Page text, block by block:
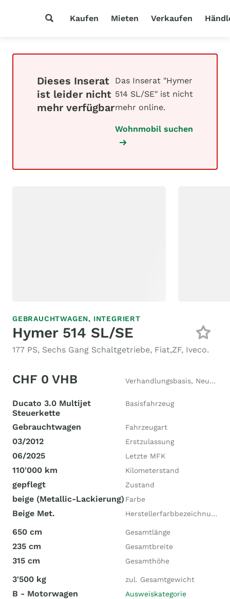
Kaufen Mieten Verkaufen
Dieses Inserat
ist leider nicht
mehr verfügbar
Das Inserat "Hymer
514 SL/SE" ist nicht
mehr online.
Wohnmobil suchen
GEBRAUCHTWAGEN, INTEGRIERT
Hymer 514 SL/SE
177 PS, Sechs Gang Schaltgetriebe, Fiat,ZF, Iveco.
CHF 0 VHB Verhandlungsbasis, Neupreis CHF 132'000
Ducato 3.0 Multijet
Steuerkette
Basisfahrzeug
Gebrauchtwagen Fahrzeugart
03/2012 Erstzulassung
06/2025 Letzte MFK
110'000 km Kilometerstand
gepflegt Zustand
beige (Metallic-Lackierung) Farbe
Beige Met. Herstellerfarbbezeichnung
650 cm Gesamtlänge
235 cm Gesamtbreite
315 cm Gesamthöhe
3'500 kg zul. Gesamtgewicht
B - Motorwagen Ausweiskategorie